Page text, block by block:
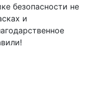
безопасности не
и